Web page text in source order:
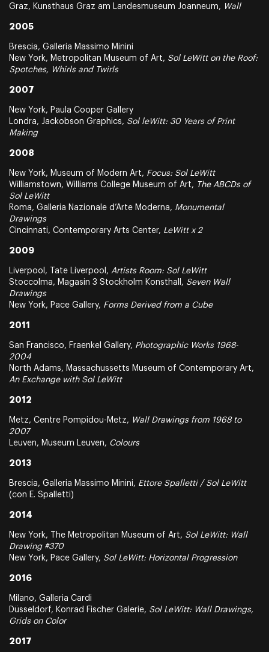
Graz, Kunsthaus Graz am Landesmuseum Joanneum,
Wall
2005
Brescia, Galleria Massimo Minini
New York, Metropolitan Museum of Art, Sol LeWitt on the Roof:
Spotches, Whirls and Twirls
2007
New York, Paula Cooper Gallery
Londra, Jackobson Graphics, Sol leWitt: 30 Years of Print
Making
2008
New York, Museum of Modern Art, Focus: Sol LeWitt
Williamstown, Williams College Museum of Art, The ABCDs of
Sol LeWitt
Roma, Galleria Nazionale d’Arte Moderna, Monumental
Drawings
Cincinnati, Contemporary Arts Center, LeWitt x 2
2009
Liverpool, Tate Liverpool, Artists Room: Sol LeWitt
Stoccolma, Magasin 3 Stockholm Konsthall, Seven Wall
Drawings
New York, Pace Gallery, Forms Derived from a Cube
2011
San Francisco, Fraenkel Gallery, Photographic Works 1968-
2004
North Adams, Massachussetts Museum of Contemporary Art,
An Exchange with Sol LeWitt
2012
Metz, Centre Pompidou-Metz,
Wall Drawings from 1968 to
2007
Leuven, Museum Leuven, Colours
2013
Brescia, Galleria Massimo Minini, Ettore Spalletti / Sol LeWitt
(con E. Spalletti)
2014
New York, The Metropolitan Museum of Art, Sol LeWitt: Wall
Drawing #370
New York, Pace Gallery, Sol LeWitt: Horizontal Progression
2016
Milano, Galleria Cardi
Düsseldorf, Konrad Fischer Galerie, Sol LeWitt: Wall Drawings,
Grids on Color
2017